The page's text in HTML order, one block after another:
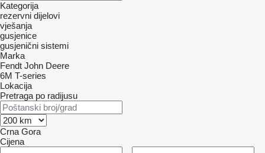
Kategorija
rezervni dijelovi
vješanja
gusjenice
gusjenični sistemi
Marka
Fendt John Deere
6M T-series
Lokacija
Pretraga po radijusu
Crna Gora
Cijena